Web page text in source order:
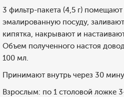
3 фильтр-пакета (4,5 г)
эмалированную посуду,
кипятка, накрывают и
Объем полученного настоя
100 мл.
Принимают внутрь через 30
Взрослым: по 1 столовой ложке